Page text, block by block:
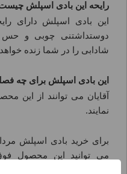
رایحه این بادی اسپلش
این بادی اسپلش دارای
دوستداشتنی چوبی و
شادابی را در شما زنده
این بادی اسپلش برای چه
آقایان می توانند از این
نمایند.
می توانید این محصول